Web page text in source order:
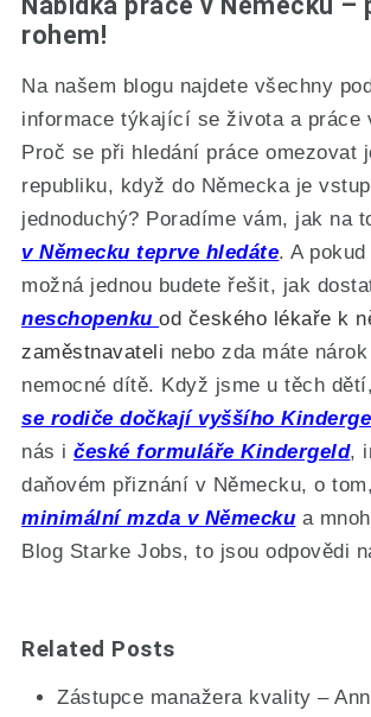
rohem!
Na našem blogu najdete všechny
informace týkající se života a práce
Proč se při hledání práce omezovat
republiku, když do Německa je
jednoduchý? Poradíme vám, jak na
v Německu teprve hledáte. A
možná jednou budete řešit, jak
neschopenku od českého lékaře k
zaměstnavateli nebo zda máte
nemocné dítě. Když jsme u těch
se rodiče dočkají vyššího
nás ičeské formuláře Kindergeld,
daňovém přiznání v Německu, o
minimální mzda v Německu a
Blog Starke Jobs, to jsou odpovědi
Related Posts
Zástupce manažera kvality –